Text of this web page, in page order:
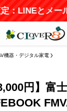
LINEとメー
機器・デジタル家電
円】富